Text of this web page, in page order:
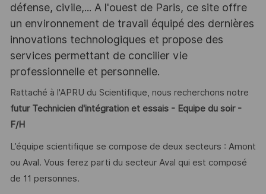
défense, civile,... A l'ouest de Paris, ce site offre
un environnement de travail équipé des dernières
innovations technologiques et propose des
services permettant de concilier vie
professionnelle et personnelle.
Rattaché à l'APRU du Scientifique, nous recherchons notre
futur Technicien d'intégration et essais - Equipe du soir -
F/H
L’équipe scientifique se compose de deux secteurs : Amont
ou Aval. Vous ferez parti du secteur Aval qui est composé
de 11 personnes.